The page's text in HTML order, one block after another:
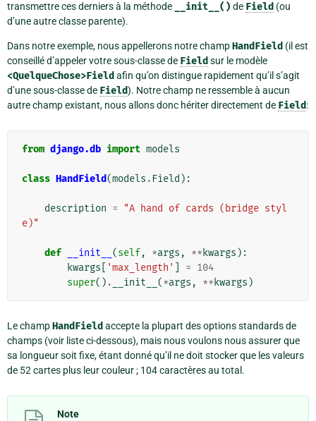
transmettre ces derniers à la méthode
__init__() de Field (ou
d’une autre classe parente).
Dans notre exemple, nous appellerons notre champHandField (il est
conseillé d’appeler votre sous-classe de Field sur le modèle
<QuelqueChose>Field afin qu’on distingue rapidement qu’il s’agit
d’une sous-classe de Field). Notre champ ne ressemble à aucun
autre champ existant, nous allons donc hériter directement de Field:
from django.db import models
class HandField(models . Field ):
description =
"A hand of cards (bridge styl
e)"
def __init__ (self, *args , ** kwargs ):
kwargs
'max_length' = 104
super() . __init__ (*args , ** kwargs )
Le champHandField accepte la plupart des options standards de
champs (voir liste ci-dessous), mais nous voulons nous assurer que
sa longueur soit fixe, étant donné qu’il ne doit stocker que les valeurs
de 52 cartes plus leur couleur ; 104 caractères au total.
Note